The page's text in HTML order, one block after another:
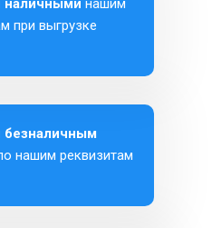
безналичным
нашим реквизитам
при выгрузке